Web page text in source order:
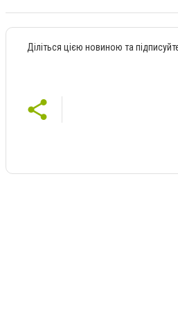
Діліться цією новиною та